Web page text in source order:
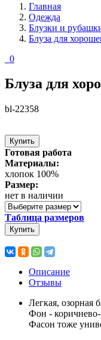
Главная
Одежда
Блузки и
Блуза для
0
Блуза для
bl-22358
Купить
Готовая работа
Материалы:
хлопок 100%
Размер:
нет в наличии
Таблица размеров
Купить
Описание
Отзывы
Легкая, озорная
Фон -
Фасон тоже